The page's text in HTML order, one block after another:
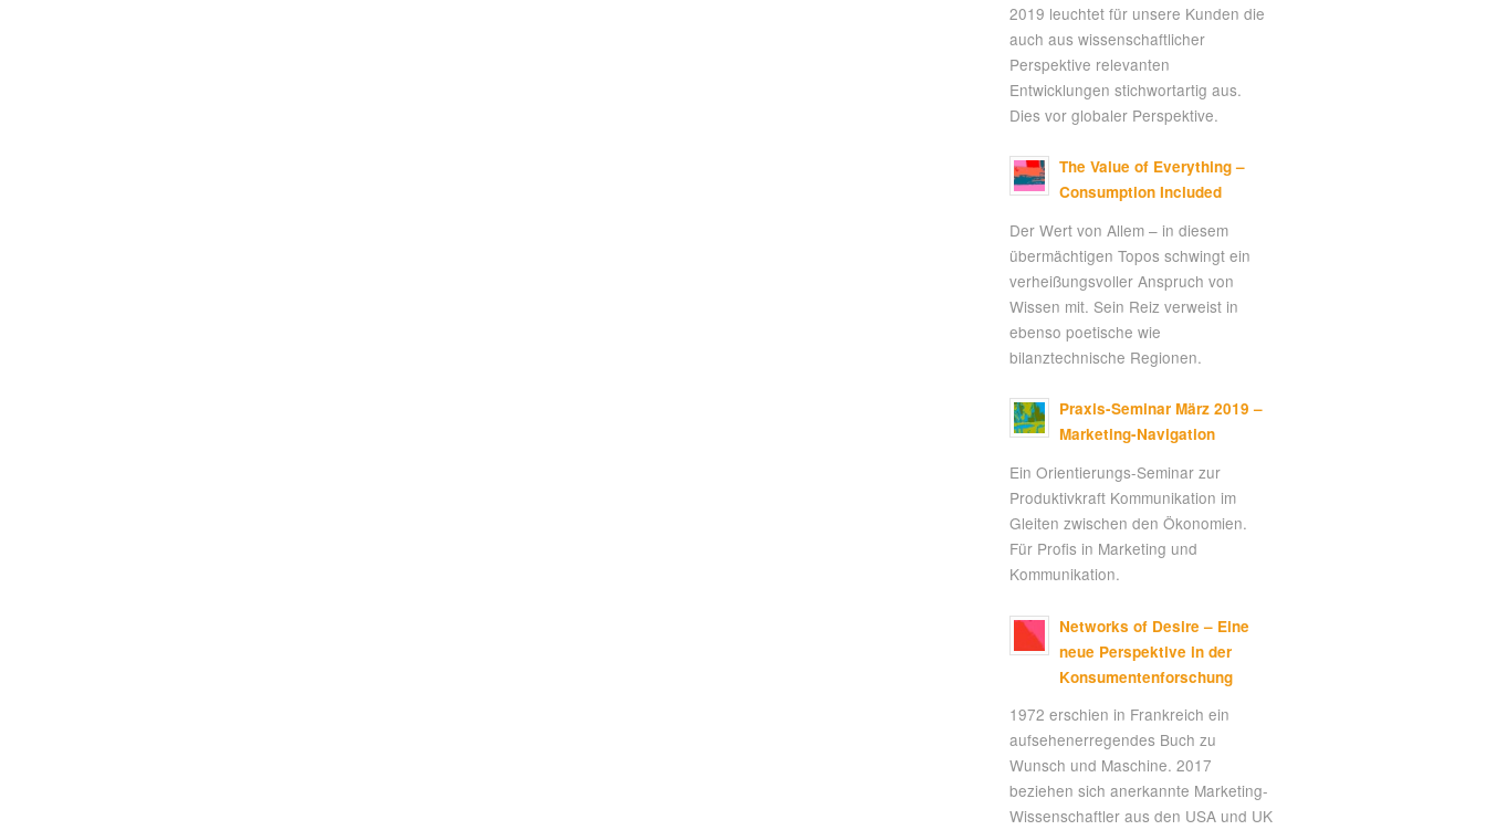
2019 leuchtet für unsere Kunden die
auch aus wissenschaftlicher
Perspektive relevanten
Entwicklungen stichwortartig aus.
Dies vor globaler Perspektive.
The Value of Everything –
Consumption Included
Der Wert von Allem – in diesem
übermächtigen Topos schwingt ein
verheißungsvoller Anspruch von
Wissen mit. Sein Reiz verweist in
ebenso poetische wie
bilanztechnische Regionen.
Praxis-Seminar März 2019 –
Marketing-Navigation
Ein Orientierungs-Seminar zur
Produktivkraft Kommunikation im
Gleiten zwischen den Ökonomien.
Für Profis in Marketing und
Kommunikation.
Networks of Desire – Eine
neue Perspektive in der
Konsumentenforschung
1972 erschien in Frankreich ein
aufsehenerregendes Buch zu
Wunsch und Maschine. 2017
beziehen sich anerkannte Marketing-
Wissenschaftler aus den USA und UK